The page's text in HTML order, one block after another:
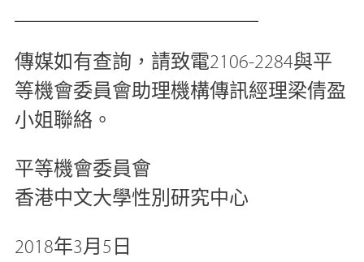
傳媒如有查詢，請致電2106-2284與平
等機會委員會助理機構傳訊經理梁倩盈
小姐聯絡。
平等機會委員會
香港中文大學性別研究中心
2018年3月5日